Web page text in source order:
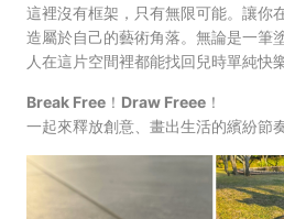
這裡沒有框架，只有無限可能。讓你
造屬於自己的藝術角落。無論是一筆
人在這片空間裡都能找回兒時單純快
Break Free！Draw Freee！
一起來釋放創意、畫出生活的繽紛節